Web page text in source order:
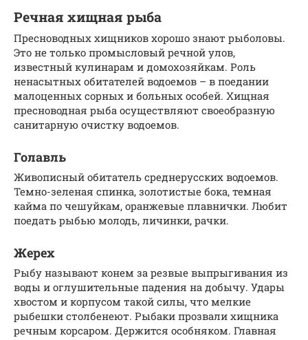
Речная хищная рыба
Пресноводных хищников хорошо знают рыболовы.
Это не только промысловый речной улов,
известный кулинарам и домохозяйкам. Роль
ненасытных обитателей водоемов – в поедании
малоценных сорных и больных особей. Хищная
пресноводная рыба осуществляют своеобразную
санитарную очистку водоемов.
Голавль
Живописный обитатель среднерусских водоемов.
Темно-зеленая спинка, золотистые бока, темная
кайма по чешуйкам, оранжевые плавнички. Любит
поедать рыбью молодь, личинки, рачки.
Жерех
Рыбу называют конем за резвые выпрыгивания из
воды и оглушительные падения на добычу. Удары
хвостом и корпусом такой силы, что мелкие
рыбешки столбенеют. Рыбаки прозвали хищника
речным корсаром. Держится особняком. Главная